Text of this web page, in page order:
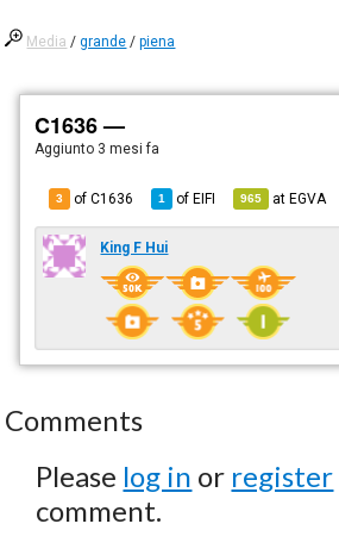
Media /grande /piena
C1636 —
Aggiunto 3 mesi fa
3 of C1636 1 ofEIFI 965 atEGVA
King F Hui
Comments
Please log in or register
comment.